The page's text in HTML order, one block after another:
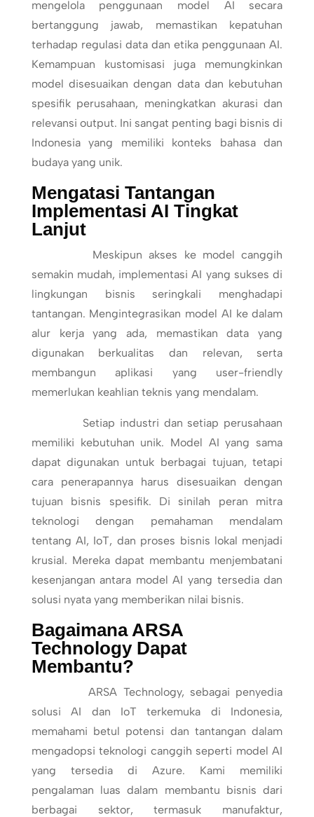
mengelola penggunaan model AI secara
bertanggung jawab, memastikan kepatuhan
terhadap regulasi data dan etika penggunaan AI.
Kemampuan kustomisasi juga memungkinkan
model disesuaikan dengan data dan kebutuhan
spesifik perusahaan, meningkatkan akurasi dan
relevansi output. Ini sangat penting bagi bisnis di
Indonesia yang memiliki konteks bahasa dan
budaya yang unik.
Mengatasi Tantangan
Implementasi AI Tingkat
Lanjut
Meskipun akses ke model canggih
semakin mudah, implementasi AI yang sukses di
lingkungan bisnis seringkali menghadapi
tantangan. Mengintegrasikan model AI ke dalam
alur kerja yang ada, memastikan data yang
digunakan berkualitas dan relevan, serta
membangun aplikasi yang user-friendly
memerlukan keahlian teknis yang mendalam.
Setiap industri dan setiap perusahaan
memiliki kebutuhan unik. Model AI yang sama
dapat digunakan untuk berbagai tujuan, tetapi
cara penerapannya harus disesuaikan dengan
tujuan bisnis spesifik. Di sinilah peran mitra
teknologi dengan pemahaman mendalam
tentang AI, IoT, dan proses bisnis lokal menjadi
krusial. Mereka dapat membantu menjembatani
kesenjangan antara model AI yang tersedia dan
solusi nyata yang memberikan nilai bisnis.
Bagaimana ARSA
Technology Dapat
Membantu?
ARSA Technology, sebagai penyedia
solusi AI dan IoT terkemuka di Indonesia,
memahami betul potensi dan tantangan dalam
mengadopsi teknologi canggih seperti model AI
yang tersedia di Azure. Kami memiliki
pengalaman luas dalam membantu bisnis dari
berbagai sektor, termasuk manufaktur,